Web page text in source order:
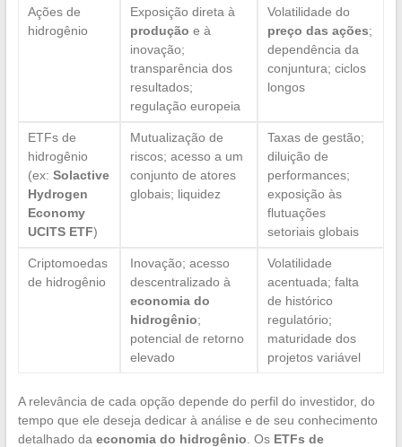
Ações de
hidrogênio
Exposição direta à
produção e à
inovação;
transparência dos
resultados;
regulação europeia
Volatilidade do
preço das ações;
dependência da
conjuntura; ciclos
longos
ETFs de
hidrogênio
(ex: Solactive
Hydrogen
Economy
UCITS ETF)
Mutualização de
riscos; acesso a um
conjunto de atores
globais; liquidez
Taxas de gestão;
diluição de
performances;
exposição às
flutuações
setoriais globais
Criptomoedas
de hidrogênio
Inovação; acesso
descentralizado à
economia do
hidrogênio;
potencial de retorno
elevado
Volatilidade
acentuada; falta
de histórico
regulatório;
maturidade dos
projetos variável
A relevância de cada opção depende do perfil do investidor, do
tempo que ele deseja dedicar à análise e de seu conhecimento
detalhado da economia do hidrogênio . Os ETFs de